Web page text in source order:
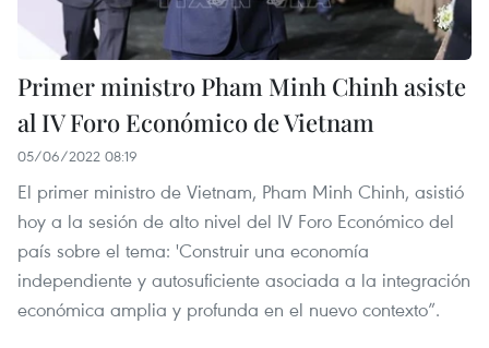
Primer ministro Pham Minh Chinh asiste
al IV Foro Económico de Vietnam
05/06/2022 08:19
El primer ministro de Vietnam, Pham Minh Chinh, asistió
hoy a la sesión de alto nivel del IV Foro Económico del
país sobre el tema: 'Construir una economía
independiente y autosuficiente asociada a la integración
económica amplia y profunda en el nuevo contexto”.